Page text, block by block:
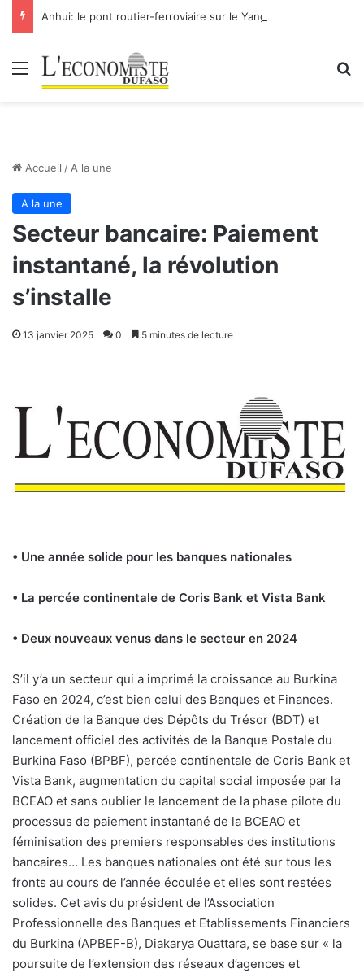
Menu
Accueil / A la une
A la une
Secteur bancaire: Paiement
instantané, la révolution
s’installe
13 janvier 2025 0 5 minutes de lecture
• Une année solide pour les banques nationales
• La percée continentale de Coris Bank et Vista Bank
• Deux nouveaux venus dans le secteur en 2024
S’il y’a un secteur qui a imprimé la croissance au Burkina
Faso en 2024, c’est bien celui des Banques et Finances.
Création de la Banque des Dépôts du Trésor (BDT) et
lancement officiel des activités de la Banque Postale du
Burkina Faso (BPBF), percée continentale de Coris Bank et
Vista Bank, augmentation du capital social imposée par la
BCEAO et sans oublier le lancement de la phase pilote du
processus de paiement instantané de la BCEAO et
féminisation des premiers responsables des institutions
bancaires… Les banques nationales ont été sur tous les
fronts au cours de l’année écoulée et elles sont restées
solides. Cet avis du président de l’Association
Professionnelle des Banques et Etablissements Financiers
du Burkina (APBEF-B), Diakarya Ouattara, se base sur « la
poursuite de l’extension des réseaux d’agences et